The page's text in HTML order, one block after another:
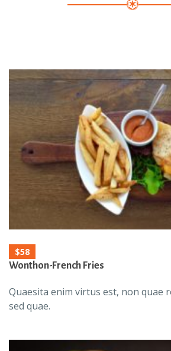
$58
Wonthon-French Fries
Quaesita enim virtus est, non quae
sed quae.